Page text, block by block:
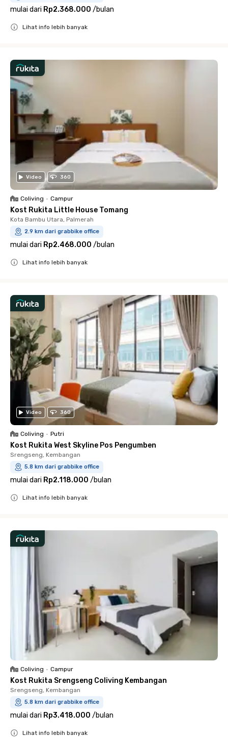
mulai dari Rp2.368.000 /bulan
Lihat info lebih banyak
Video 360
Coliving • Campur
Kost Rukita Little House Tomang
Kota Bambu Utara, Palmerah
2.9 km dari grabbike office
mulai dari Rp2.468.000 /bulan
Lihat info lebih banyak
Video 360
Coliving • Putri
Kost Rukita West Skyline Pos Pengumben
Srengseng, Kembangan
5.8 km dari grabbike office
mulai dari Rp2.118.000 /bulan
Lihat info lebih banyak
Coliving • Campur
Kost Rukita Srengseng Coliving Kembangan
Srengseng, Kembangan
5.8 km dari grabbike office
mulai dari Rp3.418.000 /bulan
Lihat info lebih banyak